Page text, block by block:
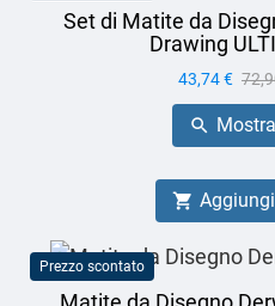
Set di Matite da
Drawing
Prezzo
43,74 €


Prezzo scontato